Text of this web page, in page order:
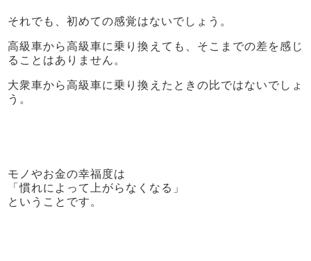
それでも、初めての感覚はないでしょう。
高級車から高級車に乗り換えても、そこまでの差を感じ
ることはありません。
大衆車から高級車に乗り換えたときの比ではないでしょ
う。
モノやお金の幸福度は
「慣れによって上がらなくなる」
ということです。